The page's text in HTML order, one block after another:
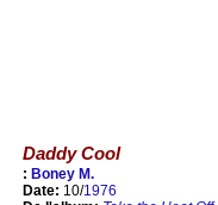
Daddy Cool
: Boney M.
Date: 10/1976